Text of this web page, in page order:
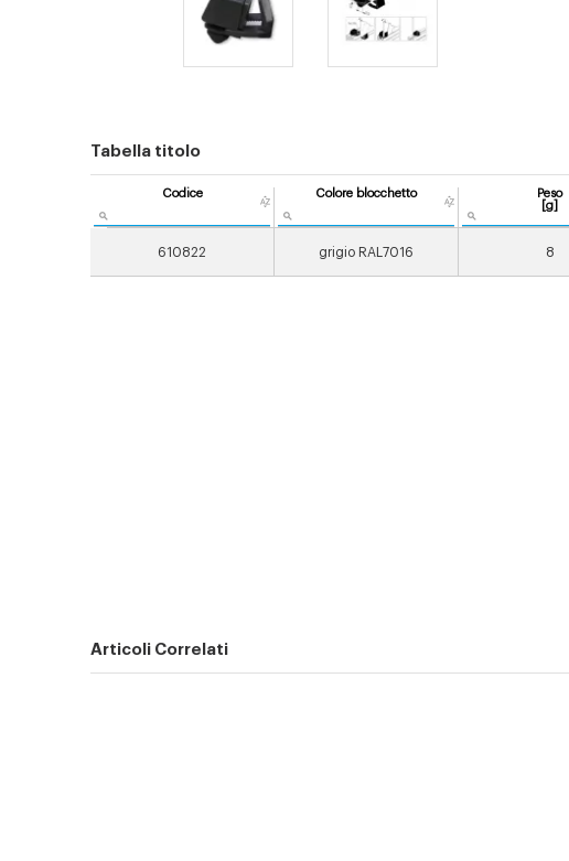
Tabella titolo
Codice Colore blocchetto
Peso
[g]
610822 grigio RAL7016 8
Articoli Correlati